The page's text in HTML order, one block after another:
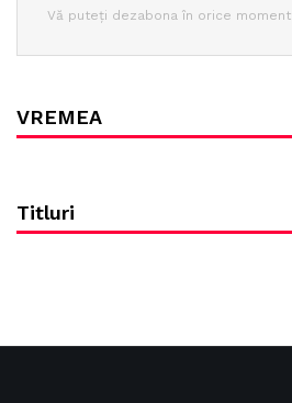
Vă puteți dezabona în orice moment
VREMEA
Titluri